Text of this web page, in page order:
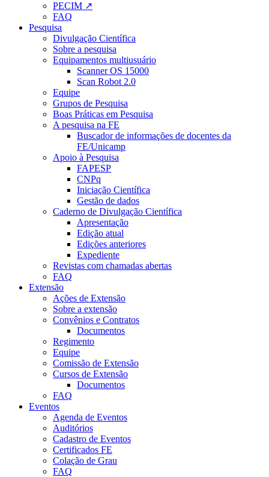
PECIM ↗
FAQ
Pesquisa
Divulgação Científica
Sobre a pesquisa
Equipamentos multiusuário
Scanner OS 15000
Scan Robot 2.0
Equipe
Grupos de Pesquisa
Boas Práticas em Pesquisa
A pesquisa na FE
Buscador de informações de docentes da
FE/Unicamp
Apoio à Pesquisa
FAPESP
CNPq
Iniciação Científica
Gestão de dados
Caderno de Divulgação Científica
Apresentação
Edição atual
Edições anteriores
Expediente
Revistas com chamadas abertas
FAQ
Extensão
Ações de Extensão
Sobre a extensão
Convênios e Contratos
Documentos
Regimento
Equipe
Comissão de Extensão
Cursos de Extensão
Documentos
FAQ
Eventos
Agenda de Eventos
Auditórios
Cadastro de Eventos
Certificados FE
Colação de Grau
FAQ